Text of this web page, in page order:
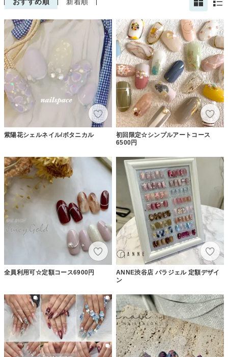
紫陽花シェルネイル/ボタニカル
初回限定☆シンプルアートコース
6500円
全員利用可☆定額コース6900円
ANNE渋谷店 パラジェル 定額デザイ
ン